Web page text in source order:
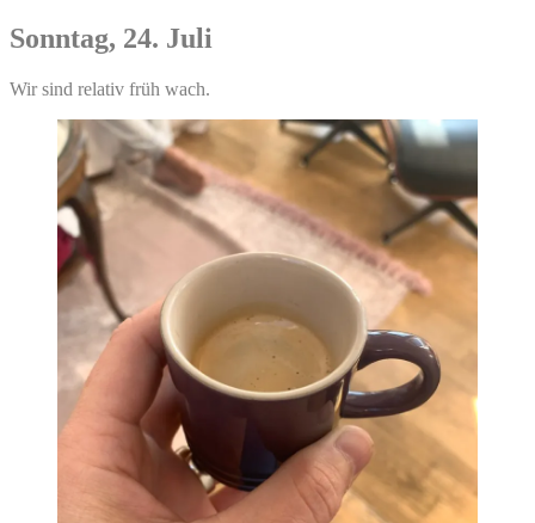
Sonntag, 24. Juli
Wir sind relativ früh wach.